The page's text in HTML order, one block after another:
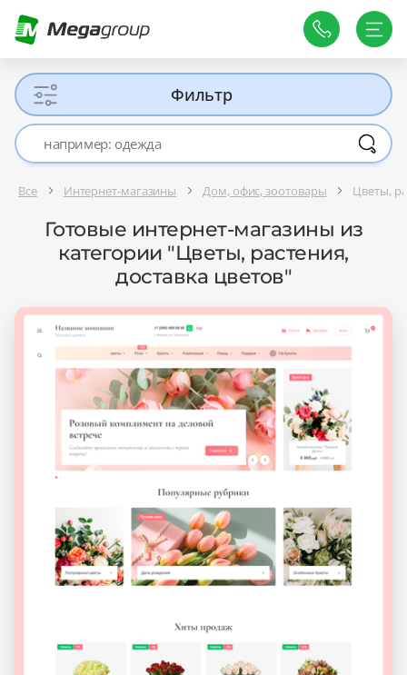
Фильтр
Все Интернет-магазины Дом, офис, зоотовары Цветы,
Готовые интернет-магазины из
категории "Цветы, растения,
доставка цветов"